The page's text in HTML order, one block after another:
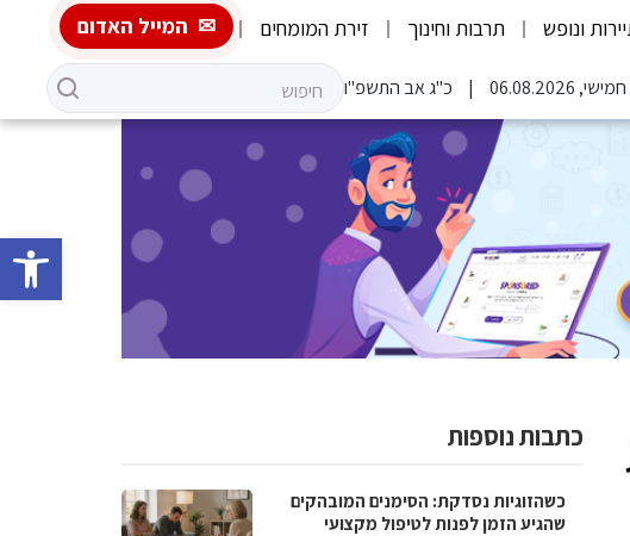
פתח
ונופש תרבות וחינוך זירת המומחים המייל האדום
06.08.2026 כ"ג אב התשפ"ו
כתבות נוספות
כשהזוגיות נסדקת: הסימנים המובהקים
שהגיע הזמן לפנות לטיפול מקצועי